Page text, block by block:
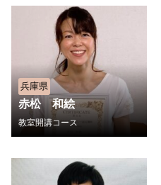
兵庫県
赤松 和絵
教室開講コース